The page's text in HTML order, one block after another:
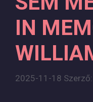
IN
2025-11-18 Szerző: